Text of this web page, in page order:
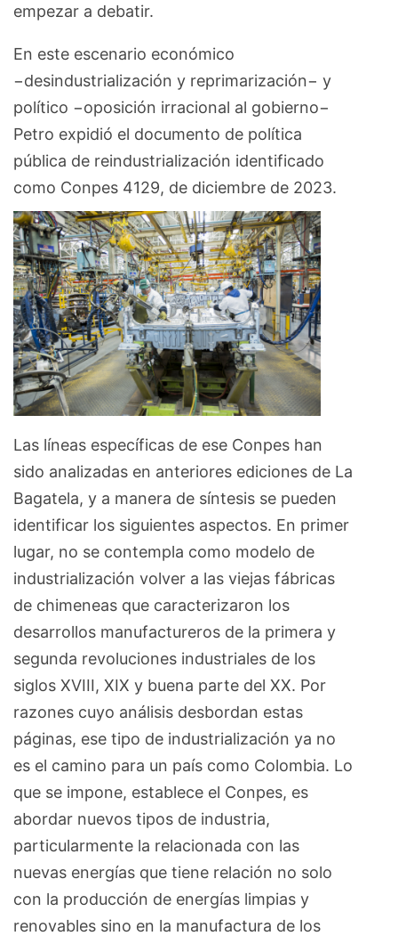
empezar a debatir.
En este escenario económico
−desindustrialización y reprimarización− y
político −oposición irracional al gobierno−
Petro expidió el documento de política
pública de reindustrialización identificado
como Conpes 4129, de diciembre de 2023.
Las líneas específicas de ese Conpes han
sido analizadas en anteriores ediciones de La
Bagatela, y a manera de síntesis se pueden
identificar los siguientes aspectos. En primer
lugar, no se contempla como modelo de
industrialización volver a las viejas fábricas
de chimeneas que caracterizaron los
desarrollos manufactureros de la primera y
segunda revoluciones industriales de los
siglos XVIII, XIX y buena parte del XX. Por
razones cuyo análisis desbordan estas
páginas, ese tipo de industrialización ya no
es el camino para un país como Colombia. Lo
que se impone, establece el Conpes, es
abordar nuevos tipos de industria,
particularmente la relacionada con las
nuevas energías que tiene relación no solo
con la producción de energías limpias y
renovables sino en la manufactura de los